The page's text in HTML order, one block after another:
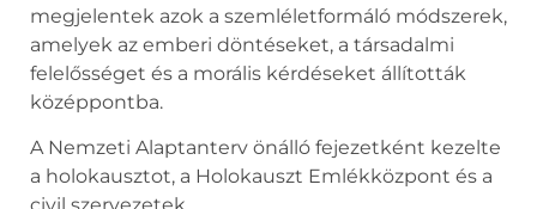
megjelentek azok a szemléletformáló módszerek,
amelyek az emberi döntéseket, a társadalmi
felelősséget és a morális kérdéseket állították
középpontba.
A Nemzeti Alaptanterv önálló fejezetként kezelte
a holokausztot, a Holokauszt Emlékközpont és a